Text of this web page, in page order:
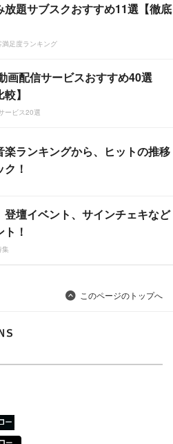
放題サブスクおすすめ11選【徹底
満足度ランキング
画配信サービスおすすめ40選
較】
ービス20選
楽ランキングから、ヒットの推移
！
登壇イベント、サインチェキなど
！
集
このページのトップへ